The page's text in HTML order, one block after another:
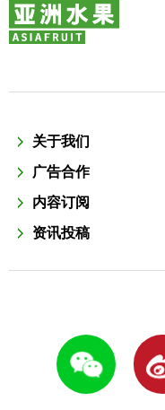
关于我们
广告合作
内容订阅
资讯投稿